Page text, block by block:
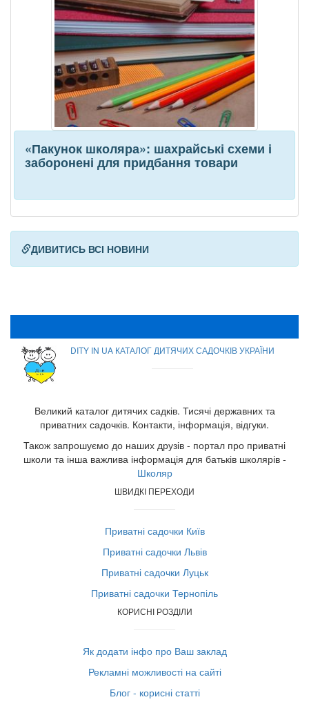
«Пакунок школяра»: шахрайські схеми і
заборонені для придбання товари
ДИВИТИСЬ ВСІ НОВИНИ
DITY IN UA КАТАЛОГ ДИТЯЧИХ САДОЧКІВ УКРАЇНИ
Великий каталог дитячих садків. Тисячі державних та
приватних садочків. Контакти, інформація, відгуки.
Також запрошуємо до наших друзів - портал про приватні
школи та інша важлива інформація для батьків школярів -
Школяр
ШВИДКІ ПЕРЕХОДИ
Приватні садочки Київ
Приватні садочки Львів
Приватні садочки Луцьк
Приватні садочки Тернопіль
КОРИСНІ РОЗДІЛИ
Як додати інфо про Ваш заклад
Рекламні можливості на сайті
Блог - корисні статті